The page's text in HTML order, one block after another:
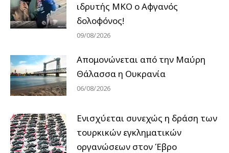
ιδρυτής ΜΚΟ ο Αφγανός
δολοφόνος!
09/08/2026
Απομονώνεται από την Μαύρη
Θάλασσα η Ουκρανία
06/08/2026
Ενισχύεται συνεχώς η δράση των
τουρκικών εγκληματικών
οργανώσεων στον Έβρο